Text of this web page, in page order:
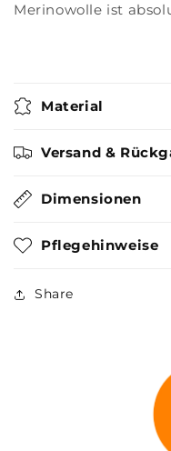
Merinowolle ist
Material
Versand &
Dimensionen
Pflegehinweise
Share